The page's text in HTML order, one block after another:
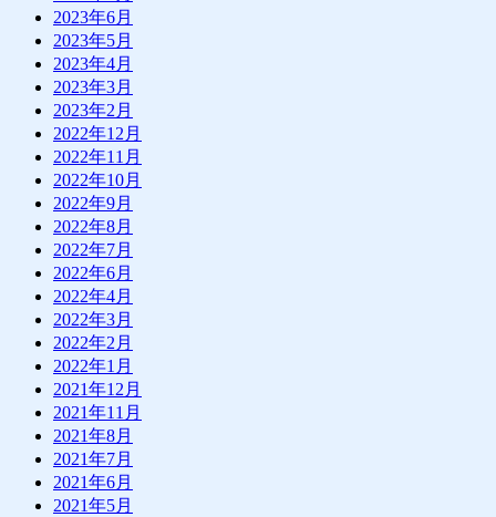
2023年6月
2023年5月
2023年4月
2023年3月
2023年2月
2022年12月
2022年11月
2022年10月
2022年9月
2022年8月
2022年7月
2022年6月
2022年4月
2022年3月
2022年2月
2022年1月
2021年12月
2021年11月
2021年8月
2021年7月
2021年6月
2021年5月